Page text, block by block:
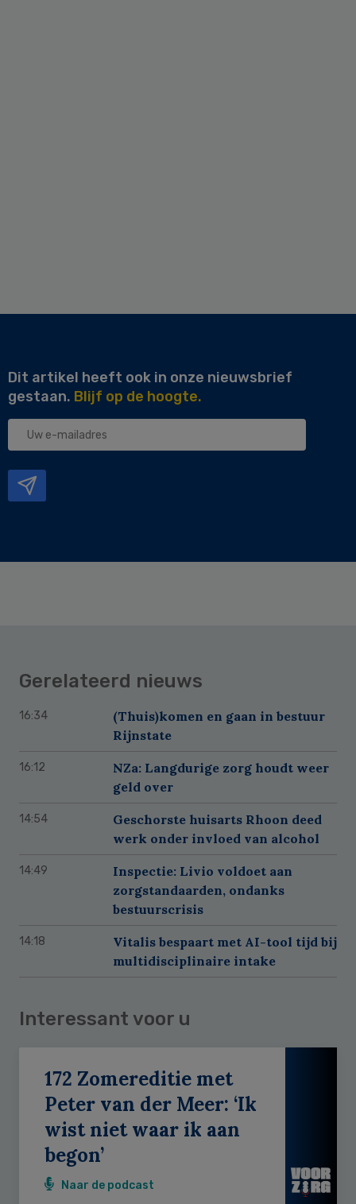
Dit artikel heeft ook in onze nieuwsbrief
gestaan. Blijf op de hoogte.
Uw
Gerelateerd nieuws
16:34
(Thuis)komen en gaan in bestuur
Rijnstate
16:12
NZa: Langdurige zorg houdt weer
geld over
14:54
Geschorste huisarts Rhoon deed
werk onder invloed van alcohol
14:49
Inspectie: Livio voldoet aan
zorgstandaarden, ondanks
bestuurscrisis
14:18
Vitalis bespaart met AI-tool tijd bij
multidisciplinaire intake
Interessant voor u
172 Zomereditie met
Peter van der Meer: ‘Ik
wist niet waar ik aan
begon’
Naar de podcast